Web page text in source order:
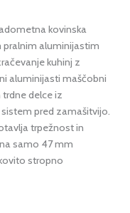
kovinska
aluminijastim
kuhinj z
aluminijasti maščobni
delce iz
pred zamašitvijo.
trpežnost in
samo 47 mm
stropno